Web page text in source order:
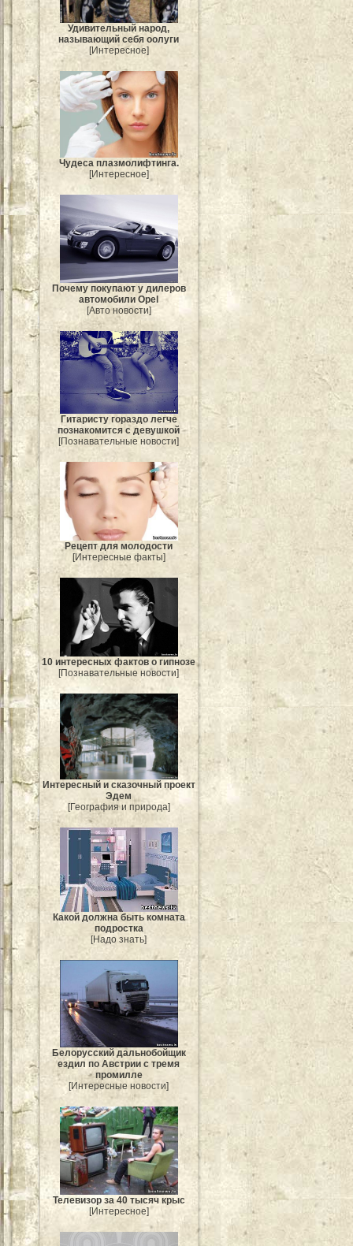
Удивительный народ,
называющий себя оолуги
[Интересное]
Чудеса плазмолифтинга.
[Интересное]
Почему покупают у дилеров
автомобили Opel
[Авто новости]
Гитаристу гораздо легче
познакомится с девушкой
[Познавательные новости]
Рецепт для молодости
[Интересные факты]
10 интересных фактов о гипнозе
[Познавательные новости]
Интересный и сказочный проект
Эдем
[География и природа]
Какой должна быть комната
подростка
[Надо знать]
Белорусский дальнобойщик
ездил по Австрии с тремя
промилле
[Интересные новости]
Телевизор за 40 тысяч крыс
[Интересное]